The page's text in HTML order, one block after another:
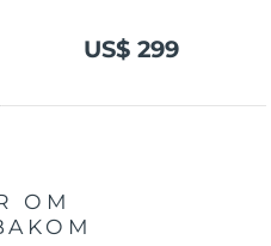
US$ 299
OM